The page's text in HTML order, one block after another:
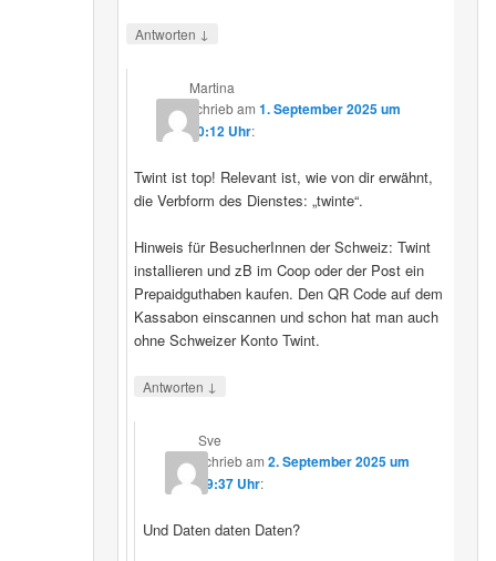
Antworten ↓
Martina
schriebam1. September 2025 um
20:12 Uhr:
Twint ist top! Relevant ist, wie von dir erwähnt,
die Verbform des Dienstes: „twinte“.
Hinweis für BesucherInnen der Schweiz: Twint
installieren und zB im Coop oder der Post ein
Prepaidguthaben kaufen. Den QR Code auf dem
Kassabon einscannen und schon hat man auch
ohne Schweizer Konto Twint.
Antworten ↓
Sve
schriebam 2. September 2025 um
19:37 Uhr:
Und Daten daten Daten?